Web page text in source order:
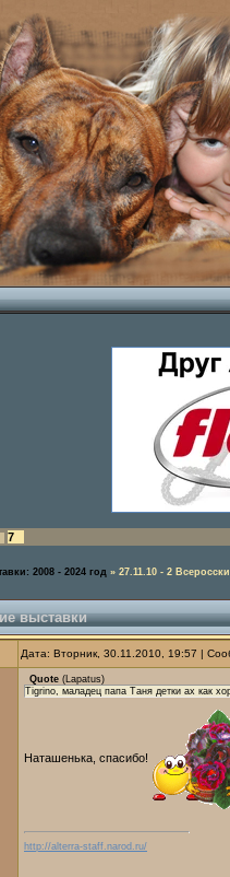
7
2008 - 2024 год » 27.11.10 - 2
выставки
Дата: Вторник, 30.11.2010, 19:57 |
Quote (Lapatus)
Tigrino, маладец папа Таня детки ах как
Наташенька, спасибо!
http://alterra-staff.narod.ru/